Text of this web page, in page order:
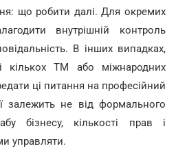
що робити далі. Для окремих
внутрішній контроль
В інших випадках,
кількох ТМ або міжнародних
ці питання на професійний
залежить не від формального
бізнесу, кількості прав і
управляти.